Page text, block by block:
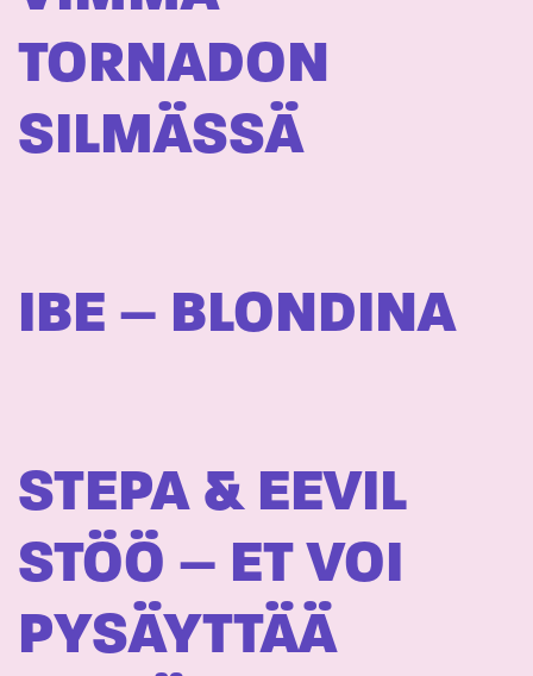
TORNADON
SILMÄSSÄ
IBE – BLONDINA
STEPA & EEVIL
STÖÖ – ET VOI
PYSÄYTTÄÄ